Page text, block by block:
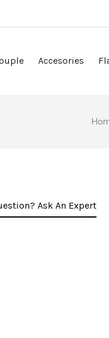
Accesories
Ask An Expert